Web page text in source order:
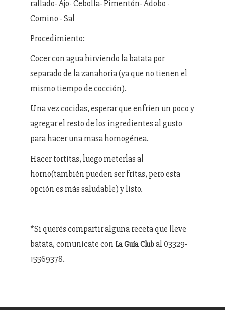
rallado- Ajo- Cebolla- Pimentón- Adobo -
Comino - Sal
Procedimiento:
Cocer con agua hirviendo la batata por
separado de la zanahoria (ya que no tienen el
mismo tiempo de cocción).
Una vez cocidas, esperar que enfríen un poco y
agregar el resto de los ingredientes al gusto
para hacer una masa homogénea.
Hacer tortitas, luego meterlas al
horno(también pueden ser fritas, pero esta
opción es más saludable) y listo.
*Si querés compartir alguna receta que lleve
batata, comunicate con La Guía Clubal 03329-
15569378.